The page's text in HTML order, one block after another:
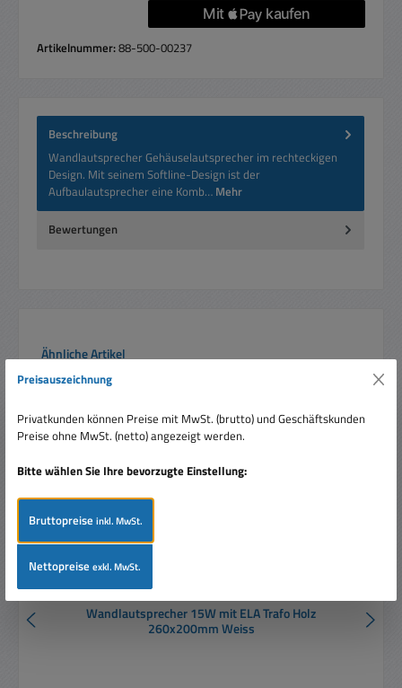
Artikelnummer:88-500-00237
Beschreibung
Wandlautsprecher Gehäuselautsprecher im rechteckigen
Design. Mit seinem Softline-Design ist der
Aufbaulautsprecher eine Komb… Mehr
Bewertungen
Produktgalerie überspringen
Ähnliche Artikel
%Rabatt
Wandlautsprecher 15W mit ELA Trafo Holz
260x200mm Weiss
Preisauszeichnung
Privatkunden können Preise mit MwSt. (brutto) und Geschäftskunden
Preise ohne MwSt. (netto) angezeigt werden.
Bitte wählen Sie Ihre bevorzugte Einstellung:
Bruttopreiseinkl. MwSt.
Nettopreiseexkl. MwSt.